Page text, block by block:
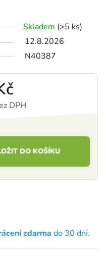
Skladem (>5 ks)
12.8.2026
N40387
DPH
DO KOŠÍKU
zdarma do 30 dní.